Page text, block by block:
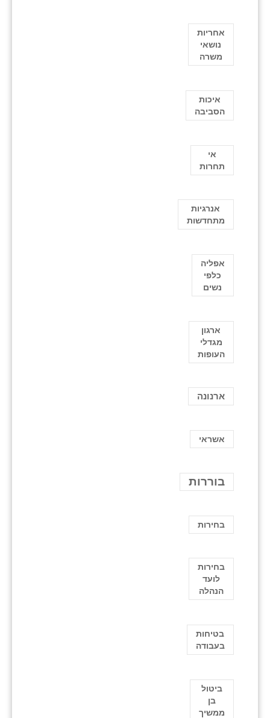
אחריות
נושאי
משרה
איכות
הסביבה
אי
תחרות
אנרגיות
מתחדשות
אפליה
כלפי
נשים
ארגון
מגדלי
העופות
ארנונה
אשראי
בוררות
בחירות
בחירות
לועד
הנהלה
בטיחות
בעבודה
ביטול
בן
ממשיך